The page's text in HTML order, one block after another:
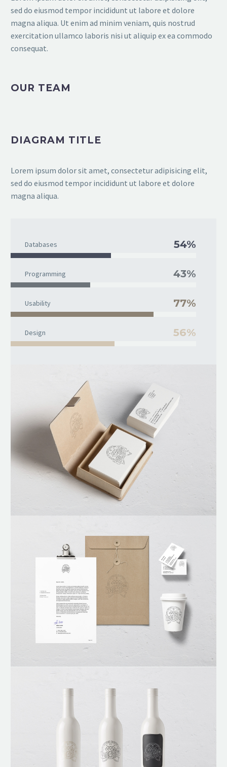
sed do eiusmod tempor incididunt ut labore et dolore
magna aliqua. Ut enim ad minim veniam, quis nostrud
exercitation ullamco laboris nisi ut aliquip ex ea commodo
consequat.
OUR TEAM
DIAGRAM TITLE
Lorem ipsum dolor sit amet, consectetur adipisicing elit,
sed do eiusmod tempor incididunt ut labore et dolore
magna aliqua.
Databases 54%
Programming 43%
Usability 77%
Design 56%